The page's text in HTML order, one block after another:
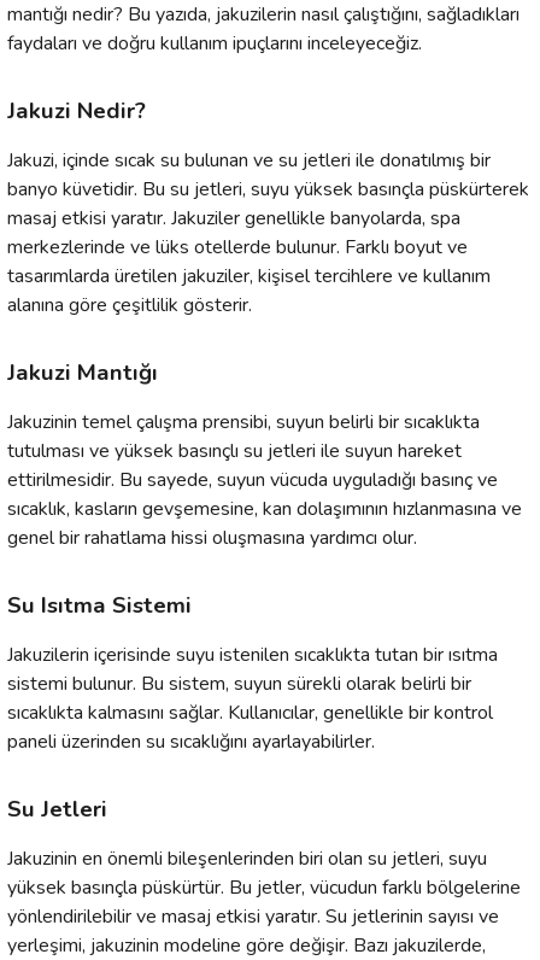
mantığı nedir? Bu yazıda, jakuzilerin nasıl çalıştığını, sağladıkları
faydaları ve doğru kullanım ipuçlarını inceleyeceğiz.
Jakuzi Nedir?
Jakuzi, içinde sıcak su bulunan ve su jetleri ile donatılmış bir
banyo küvetidir. Bu su jetleri, suyu yüksek basınçla püskürterek
masaj etkisi yaratır. Jakuziler genellikle banyolarda, spa
merkezlerinde ve lüks otellerde bulunur. Farklı boyut ve
tasarımlarda üretilen jakuziler, kişisel tercihlere ve kullanım
alanına göre çeşitlilik gösterir.
Jakuzi Mantığı
Jakuzinin temel çalışma prensibi, suyun belirli bir sıcaklıkta
tutulması ve yüksek basınçlı su jetleri ile suyun hareket
ettirilmesidir. Bu sayede, suyun vücuda uyguladığı basınç ve
sıcaklık, kasların gevşemesine, kan dolaşımının hızlanmasına ve
genel bir rahatlama hissi oluşmasına yardımcı olur.
Su Isıtma Sistemi
Jakuzilerin içerisinde suyu istenilen sıcaklıkta tutan bir ısıtma
sistemi bulunur. Bu sistem, suyun sürekli olarak belirli bir
sıcaklıkta kalmasını sağlar. Kullanıcılar, genellikle bir kontrol
paneli üzerinden su sıcaklığını ayarlayabilirler.
Su Jetleri
Jakuzinin en önemli bileşenlerinden biri olan su jetleri, suyu
yüksek basınçla püskürtür. Bu jetler, vücudun farklı bölgelerine
yönlendirilebilir ve masaj etkisi yaratır. Su jetlerinin sayısı ve
yerleşimi, jakuzinin modeline göre değişir. Bazı jakuzilerde,